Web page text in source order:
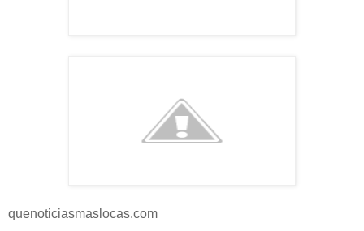
quenoticiasmaslocas.com